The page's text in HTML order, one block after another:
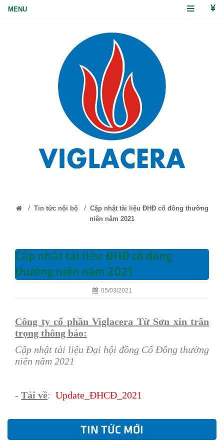
/ Tin tức nội bộ/ Cập nhật tài liệu ĐHĐ cổ đông thường
niên năm 2021
Cập nhật tài liệu ĐHĐ cổ đông
thường niên năm 2021
05/03/2021
Công ty cổ phần Viglacera Từ Sơn xin trân
trọng thông báo:
Cập nhật tài liệu Đại hội đồng Cổ Đông thường
niên năm 2021
- Tải về: Update _ĐHCĐ 2021
TIN TỨC MỚI